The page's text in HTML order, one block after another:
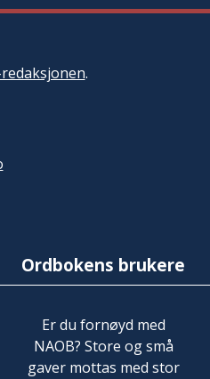
.
Ordbokens brukere
Er du fornøyd med
NAOB? Store og små
gaver mottas med stor